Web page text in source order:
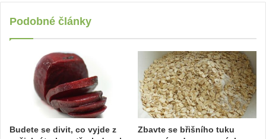
j
a
Podobné články
Budete se divit, co vyjde z
Zbavte se břišního tuku